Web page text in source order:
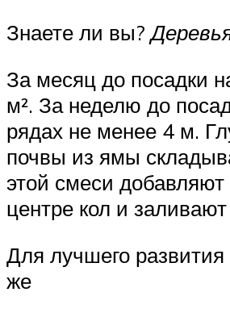
Знаете ли вы?
За месяц до посадки
м². За неделю до
рядах не менее 4 м.
почвы из ямы
этой смеси
центре кол и
Для лучшего
же